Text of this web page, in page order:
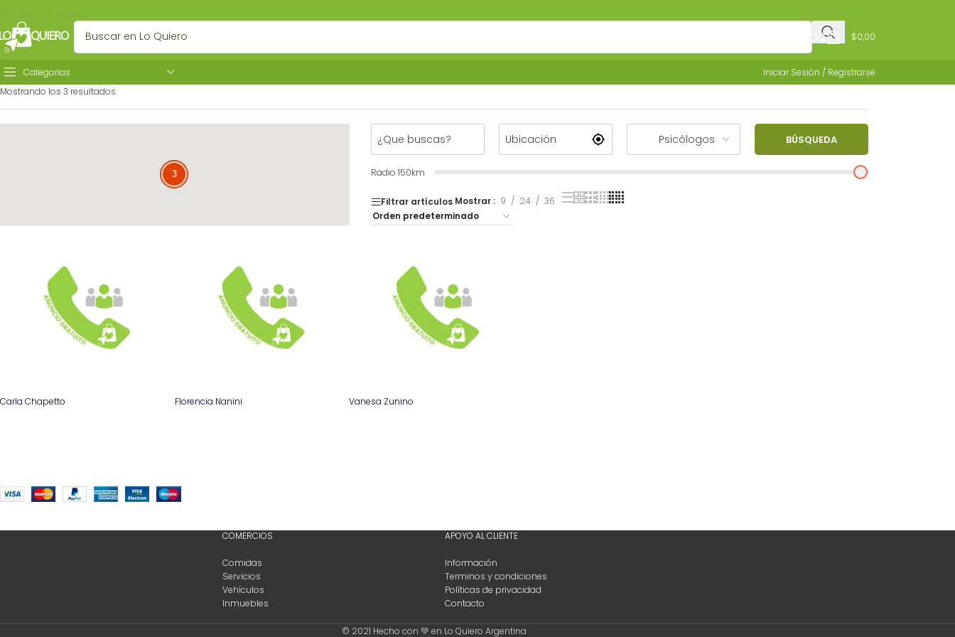
$0,00
Categorias
Iniciar Sesión / Registrarse
Mostrando los 3 resultados
3
3
BÚSQUEDA
Radio 150km
Filtrar artículos Mostrar 9 24 36
Carla Chapetto Florencia Nanini Vanesa Zunino
COMERCIOS
Comidas
Servicios
Vehículos
Inmuebles
APOYO AL CLIENTE
Información
Terminos y condiciones
Políticas de privacidad
Contacto
© 2021 Hecho con 💚 en Lo Quiero Argentina